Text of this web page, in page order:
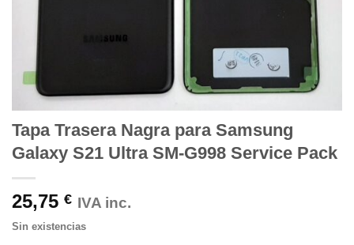
Tapa Trasera Nagra para Samsung
Galaxy S21 Ultra SM-G998 Service Pack
25,75 € IVA inc.
Sin existencias